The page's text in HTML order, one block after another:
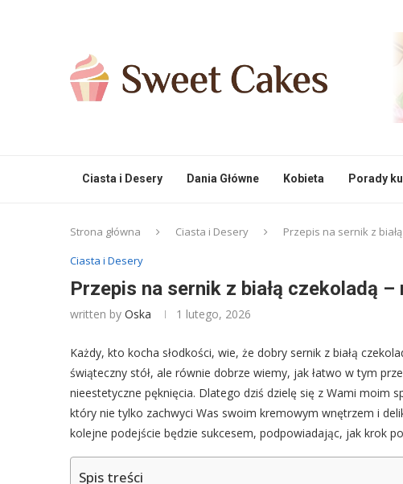
Ciasta i Desery Dania Główne Kobieta Porady
Strona główna Ciasta i Desery
Przepis na sernik z
Ciasta i Desery
Przepis na sernik z białą czekoladą
written by Oska 1 lutego, 2026
Każdy, kto kocha słodkości, wie, że dobry sernik z białą
świąteczny stół, ale równie dobrze wiemy, jak łatwo w tym
nieestetyczne pęknięcia. Dlatego dziś dzielę się z Wami moim
który nie tylko zachwyci Was swoim kremowym wnętrzem i
kolejne podejście będzie sukcesem, podpowiadając, jak krok
Spis treści